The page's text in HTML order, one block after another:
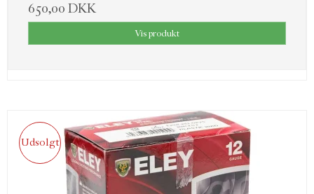
650,00 DKK
Vis produkt
Udsolgt